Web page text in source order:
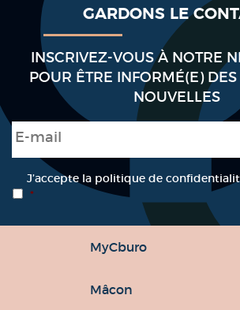
GARDONS LE
INSCRIVEZ-VOUS À NOTRE
POUR ÊTRE INFORMÉ(E)
NOUVELLES
E-mail
RGPD *
J’accepte la politique de
*
MyCburo
Mâcon